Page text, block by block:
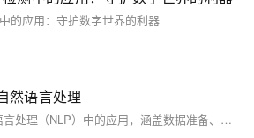
的应用：守护数字世界的利器
然语言处理
本文介绍Pandas在自然语言处理（NLP）中的应用，涵盖数据准备、文本预处理、分词、去除停用词等常见任务，并通过代码示例详细解释。同时，针对常见的报错如`MemoryError`、`ValueError`和`KeyError`提供了解决方案。适合初学者逐步掌握Pandas与NLP结合的技巧。